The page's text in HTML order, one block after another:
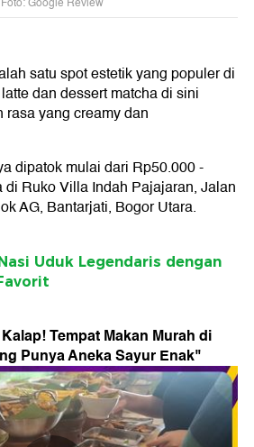
satu spot estetik yang populer di
dan dessert matcha di sini
yang creamy dan
dipatok mulai dari Rp50.000 -
Ruko Villa Indah Pajajaran, Jalan
AG, Bantarjati, Bogor Utara.
Uduk Legendaris dengan
Tempat Makan Murah di
Punya Aneka Sayur Enak"